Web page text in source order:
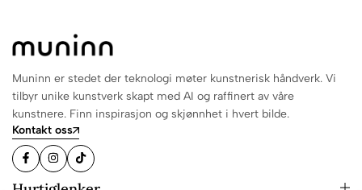
Muninn er stedet der teknologi møter kunstnerisk håndverk. Vi
tilbyr unike kunstverk skapt med AI og raffinert av våre
kunstnere. Finn inspirasjon og skjønnhet i hvert bilde.
Kontakt oss